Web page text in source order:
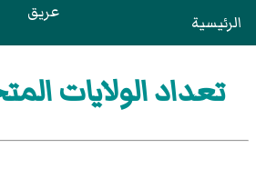
الرئيسية عريق
تعداد الولايات